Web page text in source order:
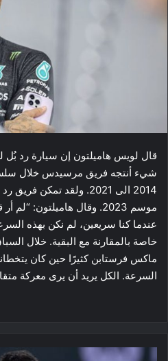
شيء أنتجه فريق مرسيدس خلال
2014 الى 2021. ولقد
موسم 2023. وقال هاميلتون:
عندما كنا سريعين، لم نكن بهذه
خاصة بالمقارنة مع البقية. خلال
ماكس فرستابن كثيرًا حين كان
السرعة. الكل يريد أن يرى معركة